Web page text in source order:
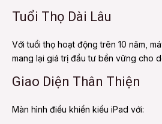
Tuổi Thọ Dài Lâu
Với tuổi thọ hoạt động trên 10 năm,
mang lại giá trị đầu tư bền vững cho
Giao Diện Thân Thiện
Màn hình điều khiển kiểu iPad với: